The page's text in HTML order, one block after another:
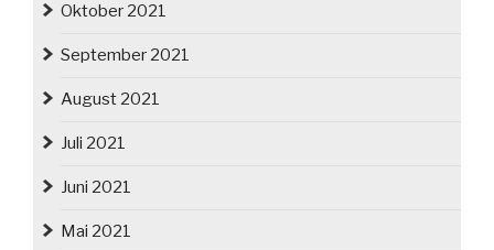
Oktober 2021
September 2021
August 2021
Juli 2021
Juni 2021
Mai 2021